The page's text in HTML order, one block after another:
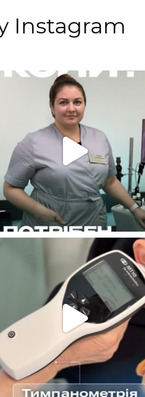
Instagram